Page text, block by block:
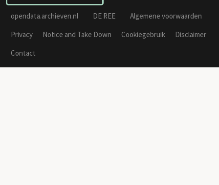
opendata.archieven.nl DE REE
Algemene voorwaarden
Privacy
Notice and Take Down Cookiegebruik
Disclaimer
Contact